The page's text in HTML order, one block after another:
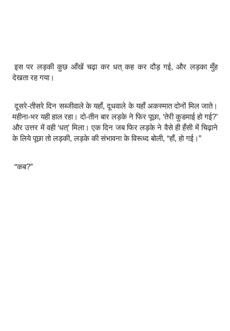
इस पर लड़की कुछ आँखें चढ़ा कर धत् कह कर दौड़ गई, और लड़का मुँह
देखता रह गया।
दूसरे-तीसरे दिन सब्जीवाले के यहाँ, दूधवाले के यहाँ अकस्मात दोनों मिल जाते।
महीना-भर यही हाल रहा। दो-तीन बार लड़के ने फिर पूछा, ‘तेरी कुडमाई हो गई?’
और उत्तर में वही ‘धत्’ मिला। एक दिन जब फिर लड़के ने वैसे ही हँसी में चिढ़ाने
के लिये पूछा तो लड़की, लड़के की संभावना के विरूध्द बोली, “हाँ, हो गई।”
“कब?”